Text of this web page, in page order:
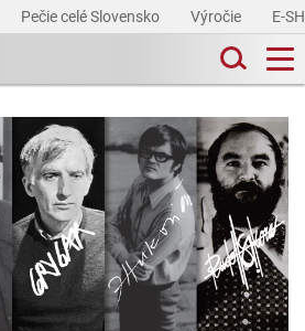
Pečie celé Slovensko Výročie E-